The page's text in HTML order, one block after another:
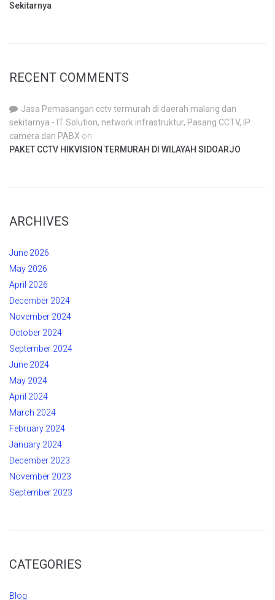
Sekitarnya
RECENT COMMENTS
Jasa Pemasangan cctv termurah di daerah malang dan
sekitarnya - IT Solution, network infrastruktur, Pasang CCTV, IP
camera dan PABX on
PAKET CCTV HIKVISION TERMURAH DI WILAYAH SIDOARJO
ARCHIVES
June 2026
May 2026
April 2026
December 2024
November 2024
October 2024
September 2024
June 2024
May 2024
April 2024
March 2024
February 2024
January 2024
December 2023
November 2023
September 2023
CATEGORIES
Blog